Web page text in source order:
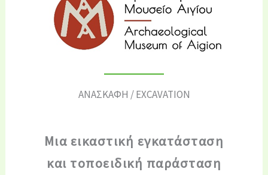
ΑΝΑΣΚΑΦΗ / EXCAVATION
Μια εικαστική εγκατάσταση
και τοποειδική παράσταση